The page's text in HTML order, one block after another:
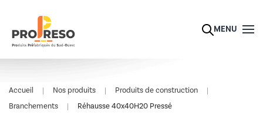
Skip to main content MENU
Accueil Nos produits
Produits de construction
Branchements
Réhausse 40x40H20 Pressé